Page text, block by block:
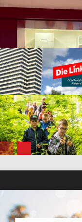
FB News
FB Gesundheit
IM
FB News
EIN
MIT